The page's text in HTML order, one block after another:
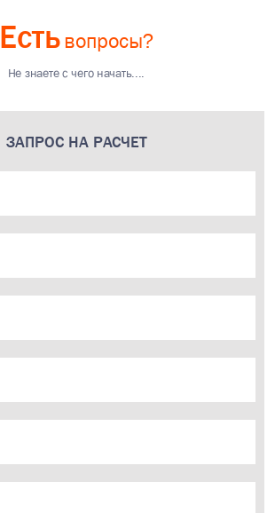
Есть вопросы?
Не знаете с чего начать....
ЗАПРОС НА РАСЧЕТ